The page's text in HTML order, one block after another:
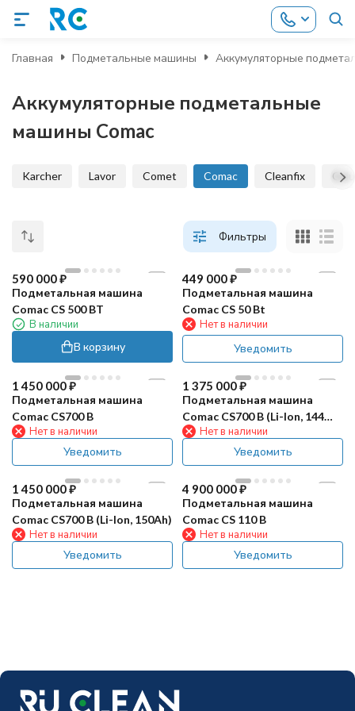
Главная Подметальные машины Аккумуляторные
Аккумуляторные подметальные
машины Comac
Karcher Lavor Comet Comac Cleanfix
Фильтры
590 000₽
Подметальная машина
Comac CS 500 BT
В наличии
В корзину
449 000₽
Подметальная машина
Comac CS 50 Bt
Нет в наличии
Уведомить
1 450 000₽
Подметальная машина
Comac CS700 B
Нет в наличии
Уведомить
1 375 000₽
Подметальная машина
Comac CS700 B (Li-Ion, 144
Ah)Нет в наличии
Уведомить
1 450 000₽
Подметальная машина
Comac CS700 B (Li-Ion, 150Ah)
Нет в наличии
Уведомить
4 900 000₽
Подметальная машина
Comac CS 110 B
Нет в наличии
Уведомить